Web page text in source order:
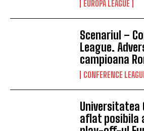
EUROPA LEAGUE
Scenariul –
League.
campioana
CONFERENCE
Universitatea
aflat posibila